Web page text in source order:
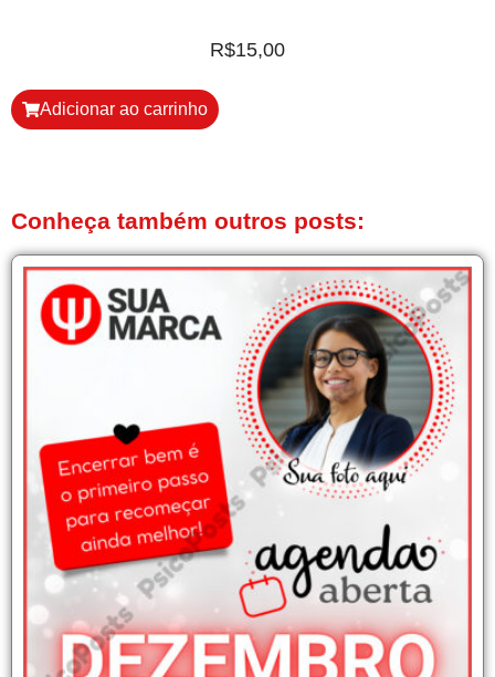
R$15,00
Adicionar ao carrinho
Conheça também outros posts: